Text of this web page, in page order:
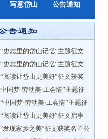
写意岱山 公告通知
“史志里的岱山记忆”主题征文
获奖名单
“史志里的岱山记忆”主题征文
启事
“阅读让岱山更美好”征文获奖
名单
中国梦·劳动美·工会情”主题征
文获奖名单
“中国梦·劳动美·工会情”主题征
文启事
“阅读让岱山更美好”征文启事
"发现家乡之美”征文获奖名单公